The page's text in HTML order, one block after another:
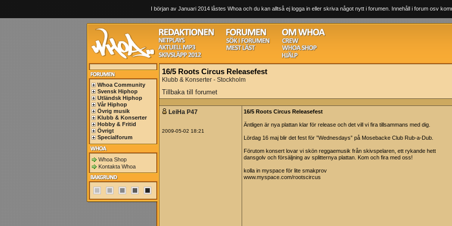
I början av Januari 2014 låstes Whoa och du kan alltså ej logga in eller skriva något nytt i forumen. Innehåll i forum osv
Whoa Community
Svensk Hiphop
Utländsk Hiphop
Vår Hiphop
Övrig musik
Klubb & Konserter
Hobby & Fritid
Övrigt
Specialforum
Whoa Shop
Kontakta Whoa
16/5 Roots Circus Releasefest
Klubb & Konserter - Stockholm
Tillbaka till forumet
LeiHa P47
2009-05-02 18:21
16/5 Roots Circus Releasefest
Äntligen är nya plattan klar för release och det vill vi fira tillsammans med dig.
Lördag 16 maj blir det fest för ”Wednesdays” på Mosebacke Club Rub-a-Dub.
Förutom konsert lovar vi skön reggaemusik från skivspelaren, ett rykande hett
dansgolv och försäljning av splitternya plattan. Kom och fira med oss!
kolla in myspace för lite smakprov
www.myspace.com/rootscircus